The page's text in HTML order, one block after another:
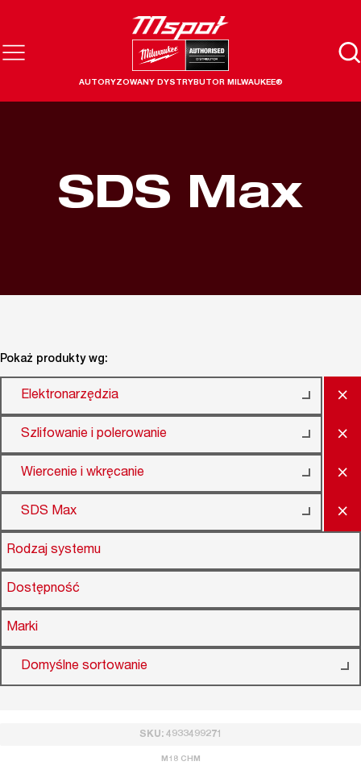
AUTORYZOWANY DYSTRYBUTOR MILWAUKEE®
SDS Max
Pokaż produkty wg:
Elektronarzędzia ×
Szlifowanie i polerowanie ×
Wiercenie i wkręcanie ×
SDS Max ×
Rodzaj systemu
Dostępność
Marki
Domyślne sortowanie
SKU: 4933499271
M18 CHM